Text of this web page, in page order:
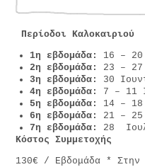
Περίοδοι Καλοκαιριού
1η εβδομάδα: 16 – 20
2η εβδομάδα:
23 – 27
3η εβδομάδα: 30
4η εβδομάδα: 7 – 11
5η εβδομάδα: 14 – 18
6η εβδομάδα: 21 – 25
7η εβδομάδα: 28
Κόστος Συμμετοχής
130€ / Εβδομάδα * Στην